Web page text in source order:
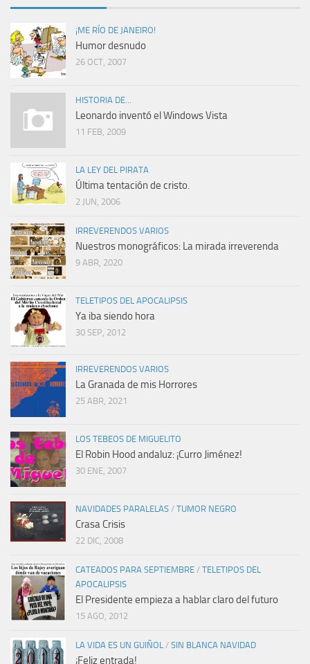
¡ME RÍO DE JANEIRO!
Humor desnudo
26 OCT, 2007
HISTORIA DE...
Leonardo inventó el Windows Vista
11 FEB, 2009
LA LEY DEL PIRATA
Última tentación de cristo.
2 JUN, 2006
IRREVERENDOS VARIOS
Nuestros monográficos: La mirada irreverenda
9 ABR, 2020
TELETIPOS DEL APOCALIPSIS
Ya iba siendo hora
30 SEP, 2012
IRREVERENDOS VARIOS
La Granada de mis Horrores
25 ABR, 2021
LOS TEBEOS DE MIGUELITO
El Robin Hood andaluz: ¡Curro Jiménez!
30 ENE, 2007
NAVIDADES PARALELAS / TUMOR NEGRO
Crasa Crisis
22 DIC, 2008
CATEADOS PARA SEPTIEMBRE / TELETIPOS DEL
APOCALIPSIS
El Presidente empieza a hablar claro del futuro
15 AGO, 2012
LA VIDA ES UN GUIÑOL / SIN BLANCA NAVIDAD
¡Feliz entrada!